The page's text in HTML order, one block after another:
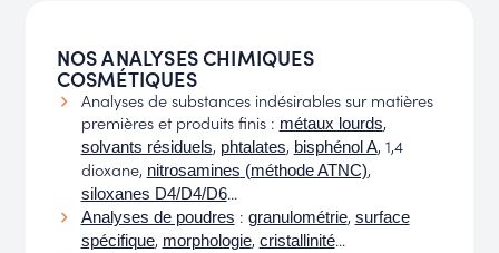
NOS ANALYSES CHIMIQUES
COSMÉTIQUES
Analyses de substances indésirables sur matières
premières et produits finis : métaux lourds,
solvants résiduels, phtalates, bisphénol A, 1,4
dioxane, nitrosamines (méthode ATNC),
siloxanes D4/D4/D6...
Analyses de poudres : granulométrie, surface
spécifique, morphologie, cristallinité...